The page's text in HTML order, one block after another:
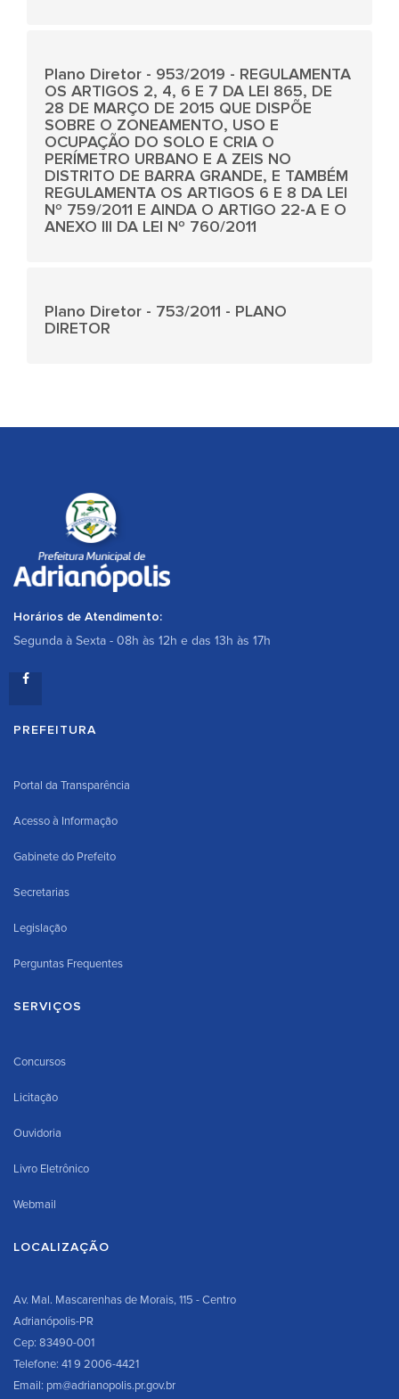
Plano Diretor - 953/2019 - REGULAMENTA
OS ARTIGOS 2, 4, 6 E 7 DA LEI 865, DE
28 DE MARÇO DE 2015 QUE DISPÕE
SOBRE O ZONEAMENTO, USO E
OCUPAÇÃO DO SOLO E CRIA O
PERÍMETRO URBANO E A ZEIS NO
DISTRITO DE BARRA GRANDE, E TAMBÉM
REGULAMENTA OS ARTIGOS 6 E 8 DA LEI
Nº 759/2011 E AINDA O ARTIGO 22-A E O
ANEXO III DA LEI Nº 760/2011
Plano Diretor - 753/2011 - PLANO
DIRETOR
Horários de Atendimento:
Segunda à Sexta - 08h às 12h e das 13h às 17h
PREFEITURA
Portal da Transparência
Acesso à Informação
Gabinete do Prefeito
Secretarias
Legislação
Perguntas Frequentes
SERVIÇOS
Concursos
Licitação
Ouvidoria
Livro Eletrônico
Webmail
LOCALIZAÇÃO
Av. Mal. Mascarenhas de Morais, 115 - Centro
Adrianópolis-PR
Cep: 83490-001
Telefone: 41 9 2006-4421
Email: pm@adrianopolis.pr.gov.br